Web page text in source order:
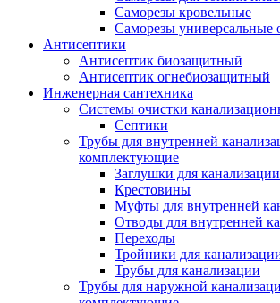
Саморезы кровельные
Саморезы универсальные
Антисептики
Антисептик биозащитный
Антисептик огнебиозащитный
Инженерная сантехника
Системы очистки
Септики
Трубы для внутренней
комплектующие
Заглушки для канализации
Крестовины
Муфты для внутренней
Отводы для внутренней
Переходы
Тройники для
Трубы для канализации
Трубы для наружной